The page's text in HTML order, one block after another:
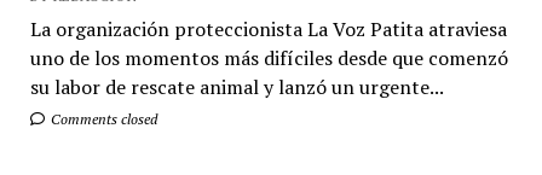
La organización proteccionista La Voz Patita atraviesa
uno de los momentos más difíciles desde que comenzó
su labor de rescate animal y lanzó un urgente...
Comments closed